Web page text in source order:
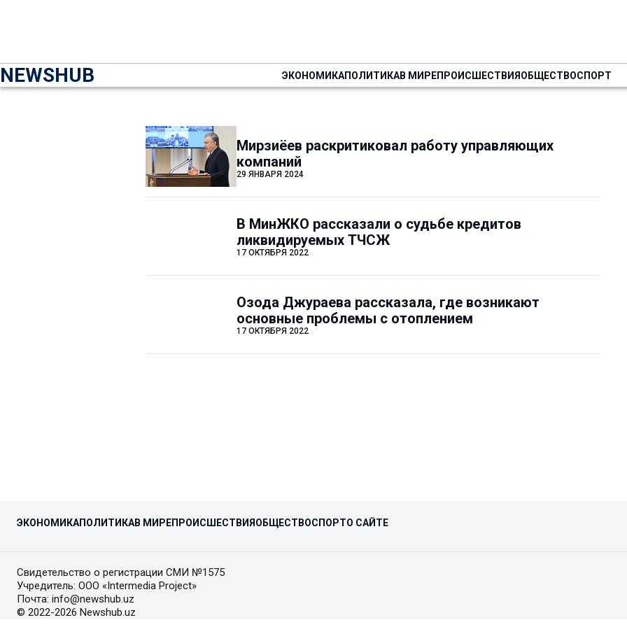
NEWSHUB ЭКОНОМИКАПОЛИТИКАВ МИРЕПРОИСШЕСТВИЯОБЩЕСТВОСПОРТ
Мирзиёев раскритиковал работу управляющих
компаний
29 ЯНВАРЯ 2024
В МинЖКО рассказали о судьбе кредитов
ликвидируемых ТЧСЖ
17 ОКТЯБРЯ 2022
Озода Джураева рассказала, где возникают
основные проблемы с отоплением
17 ОКТЯБРЯ 2022
ЭКОНОМИКАПОЛИТИКАВ МИРЕПРОИСШЕСТВИЯ ОБЩЕСТВОСПОРТО САЙТЕ
Свидетельство о регистрации СМИ №1575
Учредитель: ООО «Intermedia Project»
Почта: info@newshub.uz
© 2022-2026 Newshub.uz